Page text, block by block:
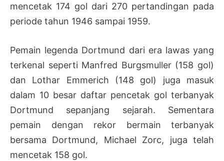
mencetak 174 gol dari 270 pertandingan pada
periode tahun 1946 sampai 1959.
Pemain legenda Dortmund dari era lawas yang
terkenal seperti Manfred Burgsmuller (158 gol)
dan Lothar Emmerich (148 gol) juga masuk
dalam 10 besar daftar pencetak gol terbanyak
Dortmund sepanjang sejarah. Sementara
pemain dengan rekor bermain terbanyak
bersama Dortmund, Michael Zorc, juga telah
mencetak 158 gol.